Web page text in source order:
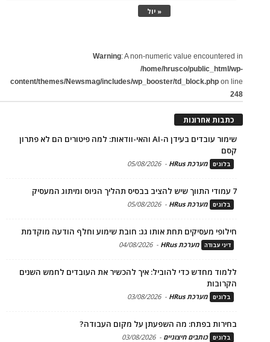
« יול
Warning: A non-numeric value encountered in
/home/hrusco/public_html/wp-
content/themes/Newsmag/includes/wp_booster/td_block.php on line
248
כתבות אחרונות
שימור עובדים בעידן ה-AI והאי-וודאות: למה פיטורים הם לא פתרון
קסם
בלוגים מערכת HRus -
05/08/2026
7 עמודי התווך שיש להציב בבסיס תהליך הגיוס ומיתוג המעסיק
בלוגים מערכת HRus -
05/08/2026
חילופי מעסיקים תחת אותו גג: חובת שימוע וחלף הודעה מוקדמת
דיני עבודה מערכת HRus -
04/08/2026
ללמוד מחדש כדי להוביל: איך להכשיר את העובדים לחמש השנים
הקרובות
בלוגים מערכת HRus -
03/08/2026
בחירות בפתח: מה השפעתן על מקום העבודה?
בלוגים כותבים חיצוניים -
03/08/2026